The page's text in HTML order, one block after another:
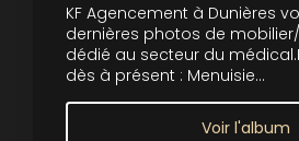
KF Agencement à Dunières
dernières photos de
dédié au secteur du
dès à présent : Menuisie...
Voir l'album